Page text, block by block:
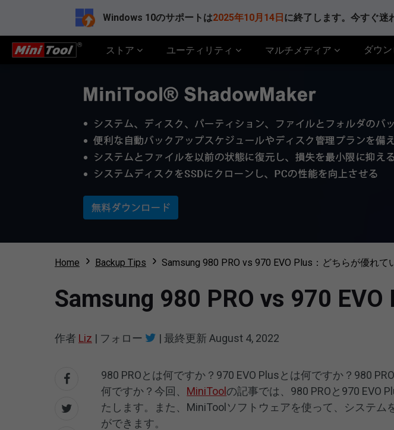
Windows 10のサポートは2025年10月14日 に終了します。今すぐ迷
ストア ユーティリティ マルチメディア ダウ
Home Backup Tips Samsung 980 PRO vs 970 EVO Plus：どちらが優れて
Samsung 980 PRO vs 970
作者 Liz | フォロー | 最終更新 August 4, 2022
980 PROとは何ですか？970 EVO Plusとは何ですか？980
何ですか？今回、 MiniTool の記事では、980 PROと970 EVO
たします。また、MiniToolソフトウェアを使って、システム
ができます。